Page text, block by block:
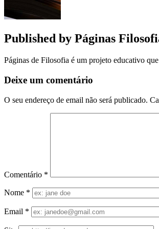
Published by Páginas
Páginas de Filosofia é um projeto educativo
Deixe um comentário
O seu endereço de email não será publicado.
Comentário *
Nome *
Email *